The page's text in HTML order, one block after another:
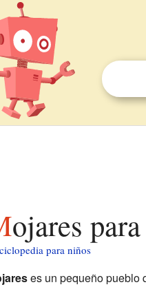
Mojares
para niños
es un pequeño pueblo